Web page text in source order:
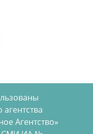
Агентство»